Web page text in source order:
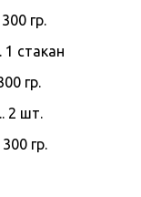
гр.
стакан
гр.
шт.
гр.